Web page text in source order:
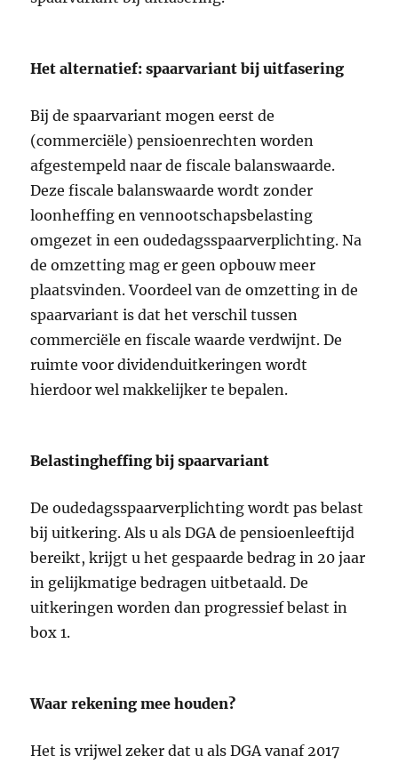
Het alternatief: spaarvariant bij uitfasering
Bij de spaarvariant mogen eerst de
(commerciële) pensioenrechten worden
afgestempeld naar de fiscale balanswaarde.
Deze fiscale balanswaarde wordt zonder
loonheffing en vennootschapsbelasting
omgezet in een oudedagsspaarverplichting. Na
de omzetting mag er geen opbouw meer
plaatsvinden. Voordeel van de omzetting in de
spaarvariant is dat het verschil tussen
commerciële en fiscale waarde verdwijnt. De
ruimte voor dividenduitkeringen wordt
hierdoor wel makkelijker te bepalen.
Belastingheffing bij spaarvariant
De oudedagsspaarverplichting wordt pas belast
bij uitkering. Als u als DGA de pensioenleeftijd
bereikt, krijgt u het gespaarde bedrag in 20 jaar
in gelijkmatige bedragen uitbetaald. De
uitkeringen worden dan progressief belast in
box 1.
Waar rekening mee houden?
Het is vrijwel zeker dat u als DGA vanaf 2017